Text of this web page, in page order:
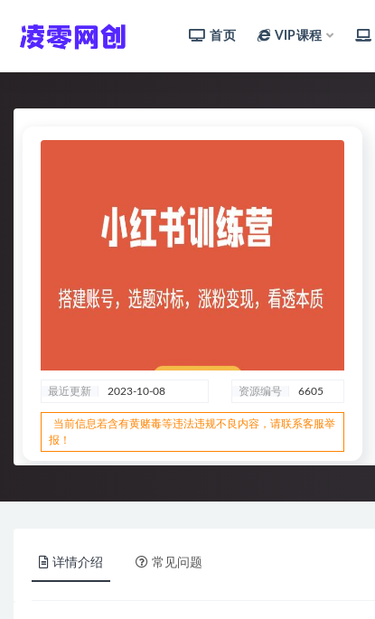
首页 VIP课程
最近更新 2023-10-08 资源编号 6605
当前信息若含有黄赌毒等违法违规不良内容，请联系客服举
报！
详情介绍 常见问题